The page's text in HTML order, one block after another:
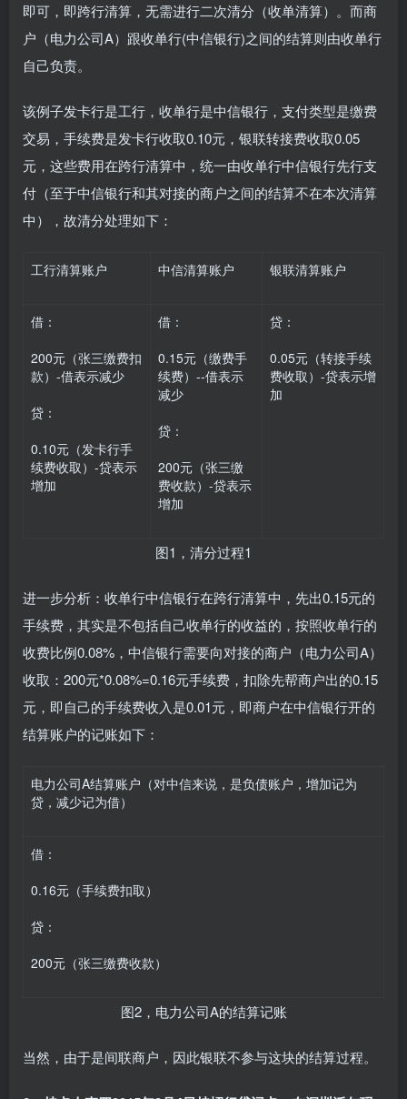
即可，即跨行清算，无需进行二次清分（收单清算）。而商
户（电力公司A）跟收单行(中信银行)之间的结算则由收单行
自己负责。
该例子发卡行是工行，收单行是中信银行，支付类型是缴费
交易，手续费是发卡行收取0.10元，银联转接费收取0.05
元，这些费用在跨行清算中，统一由收单行中信银行先行支
付（至于中信银行和其对接的商户之间的结算不在本次清算
中），故清分处理如下：
工行清算账户 中信清算账户 银联清算账户
借：
200元（张三缴费扣
款）-借表示减少
贷：
0.10元（发卡行手
续费收取）-贷表示
增加
借：
0.15元（缴费手
续费）--借表示
减少
贷：
200元（张三缴
费收款）-贷表示
增加
贷：
0.05元（转接手续
费收取）-贷表示增
加
图1，清分过程1
进一步分析：收单行中信银行在跨行清算中，先出0.15元的
手续费，其实是不包括自己收单行的收益的，按照收单行的
收费比例0.08%，中信银行需要向对接的商户（电力公司A）
收取：200元*0.08%=0.16元手续费，扣除先帮商户出的0.15
元，即自己的手续费收入是0.01元，即商户在中信银行开的
结算账户的记账如下：
电力公司A结算账户（对中信来说，是负债账户，增加记为
贷，减少记为借）
借：
0.16元（手续费扣取）
贷：
200元（张三缴费收款）
图2，电力公司A的结算记账
当然，由于是间联商户，因此银联不参与这块的结算过程。